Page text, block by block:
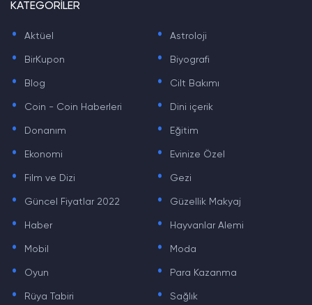
KATEGORİLER
. Aktüel . Astroloji
. BirKupon . Biyografi
. Blog . Cilt Bakımı
. Coin - Coin Haberleri . Dini içerik
. Donanım . Eğitim
. Ekonomi . Evinize Özel
. Film ve Dizi . Gezi
. Güncel Fiyatlar 2022 . Güzellik Makyaj
. Haber . Hayvanlar Alemi
. Mobil . Moda
. Oyun . Para Kazanma
. Rüya Tabiri . Sağlık